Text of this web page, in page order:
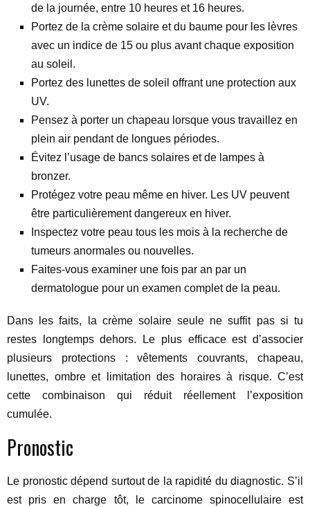
de la journée, entre 10 heures et 16 heures.
Portez de la crème solaire et du baume pour les lèvres
avec un indice de 15 ou plus avant chaque exposition
au soleil.
Portez des lunettes de soleil offrant une protection aux
UV.
Pensez à porter un chapeau lorsque vous travaillez en
plein air pendant de longues périodes.
Évitez l’usage de bancs solaires et de lampes à
bronzer.
Protégez votre peau même en hiver. Les UV peuvent
être particulièrement dangereux en hiver.
Inspectez votre peau tous les mois à la recherche de
tumeurs anormales ou nouvelles.
Faites-vous examiner une fois par an par un
dermatologue pour un examen complet de la peau.
Dans les faits, la crème solaire seule ne suffit pas si tu
restes longtemps dehors. Le plus efficace est d’associer
plusieurs protections : vêtements couvrants, chapeau,
lunettes, ombre et limitation des horaires à risque. C’est
cette combinaison qui réduit réellement l’exposition
cumulée.
Pronostic
Le pronostic dépend surtout de la rapidité du diagnostic. S’il
est pris en charge tôt, le carcinome spinocellulaire est